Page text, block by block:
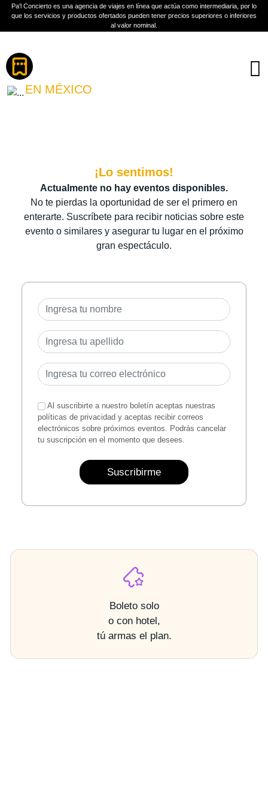
Pa'l Concierto es una agencia de viajes en línea que actúa como intermediaria, por lo
que los servicios y productos ofertados pueden tener precios superiores o inferiores
al valor nominal.
YAMI SAFDIE
EN MÉXICO
¡Lo sentimos!
Actualmente no hay eventos disponibles.
No te pierdas la oportunidad de ser el primero en
enterarte. Suscríbete para recibir noticias sobre este
evento o similares y asegurar tu lugar en el próximo
gran espectáculo.
Al suscribirte a nuestro boletín aceptas nuestras
políticas de privacidad y aceptas recibir correos
electrónicos sobre próximos eventos. Podrás cancelar
tu suscripción en el momento que desees.
Suscribirme
Boleto solo
o con hotel,
tú armas el plan.